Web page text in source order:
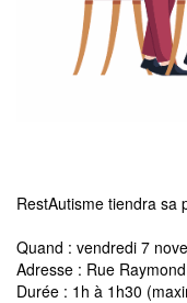
RestAutisme tiendra sa
Quand : vendredi 7
Adresse : Rue
Durée : 1h à 1h30